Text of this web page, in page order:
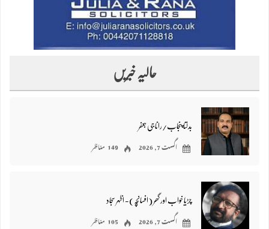
حالیہ خبریں
بدلتا پنجاب/رانا جی جعفر
اگست 7, 2026 149 مناظر
چڑیا خواب اور گھر (افسانچہ)- اظہر سجاد
اگست 7, 2026 105 مناظر